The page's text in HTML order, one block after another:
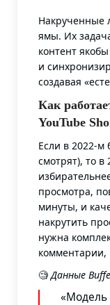
Накрученные
ямы. Их
контент
и
создавая
Как
YouTube
Если в 2022-м
смотрят), то в
просмотра,
минуты, и
накрутить
нужна
комментарии,
🧐Данные
«Модель